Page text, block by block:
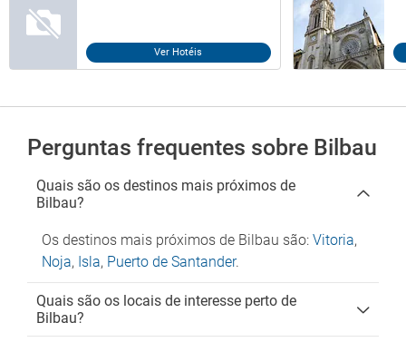
Ver Hotéis
Perguntas frequentes sobre Bilbau
Quais são os destinos mais próximos de
Bilbau?
Os destinos mais próximos de Bilbau são: Vitoria,
Noja, Isla, Puerto de Santander.
Quais são os locais de interesse perto de
Bilbau?